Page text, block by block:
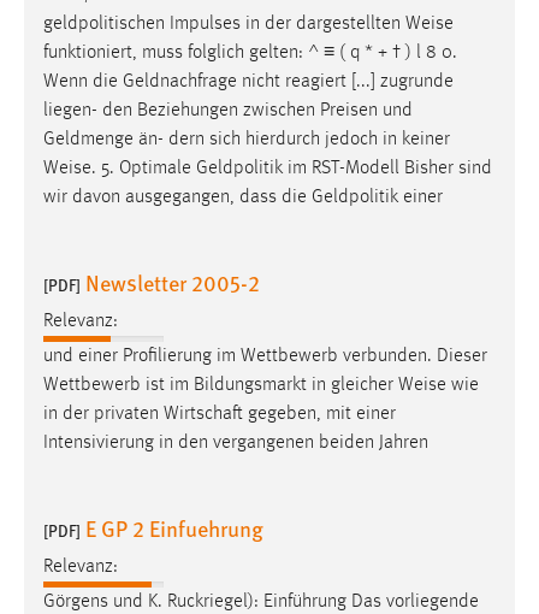
geldpolitischen Impulses in der dargestellten Weise
funktioniert, muss folglich gelten: ^ ≡ ( q * + † ) l 8 0.
Wenn die Geldnachfrage nicht reagiert [...] zugrunde
liegen- den Beziehungen zwischen Preisen und
Geldmenge än- dern sich hierdurch jedoch in keiner
Weise. 5. Optimale Geldpolitik im RST-Modell Bisher sind
wir davon ausgegangen, dass die Geldpolitik einer
[PDF] Newsletter 2005-2
Relevanz:
und einer Profilierung im Wettbewerb verbunden. Dieser
Wettbewerb ist im Bildungsmarkt in gleicher Weise wie
in der privaten Wirtschaft gegeben, mit einer
Intensivierung in den vergangenen beiden Jahren
[PDF] E GP 2 Einfuehrung
Relevanz:
Görgens und K. Ruckriegel): Einführung Das vorliegende